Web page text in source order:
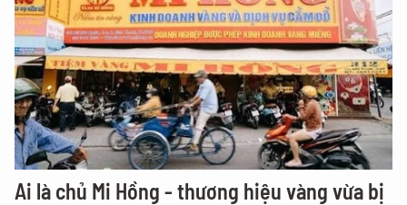
Ai là chủ Mi Hồng - thương hiệu vàng vừa bị